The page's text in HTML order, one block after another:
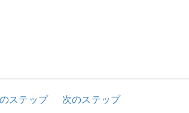
ステップ 次のステップ